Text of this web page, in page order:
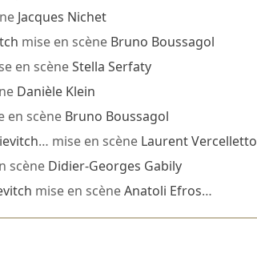
Jacques Nichet
mise en scène Bruno Boussagol
en scèneStella Serfaty
Danièle Klein
en scène Bruno Boussagol
… mise en scène Laurent Vercelletto
scène Didier-Georges Gabily
mise en scèneAnatoli Efros…